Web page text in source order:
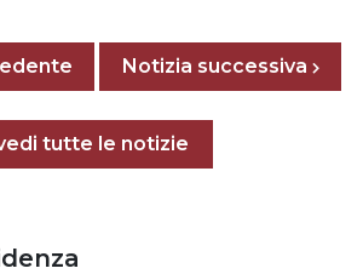
Posts
Previous page
Next page
Notizia successiva
le notizie
tutte le notizie